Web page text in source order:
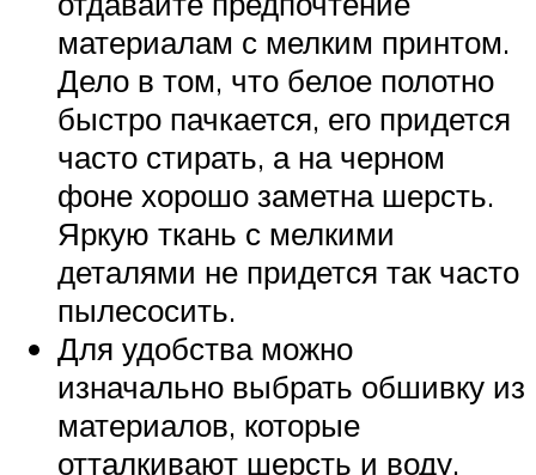
материалам с мелким принтом.
Дело в том, что белое полотно
быстро пачкается, его придется
часто стирать, а на черном
фоне хорошо заметна шерсть.
Яркую ткань с мелкими
деталями не придется так часто
пылесосить.
Для удобства можно
изначально выбрать обшивку из
материалов, которые
отталкивают шерсть и воду.